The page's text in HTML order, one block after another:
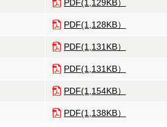
PDF(1,129KB）
PDF(1,128KB）
PDF(1,131KB）
PDF(1,131KB）
PDF(1,154KB）
PDF(1,138KB）